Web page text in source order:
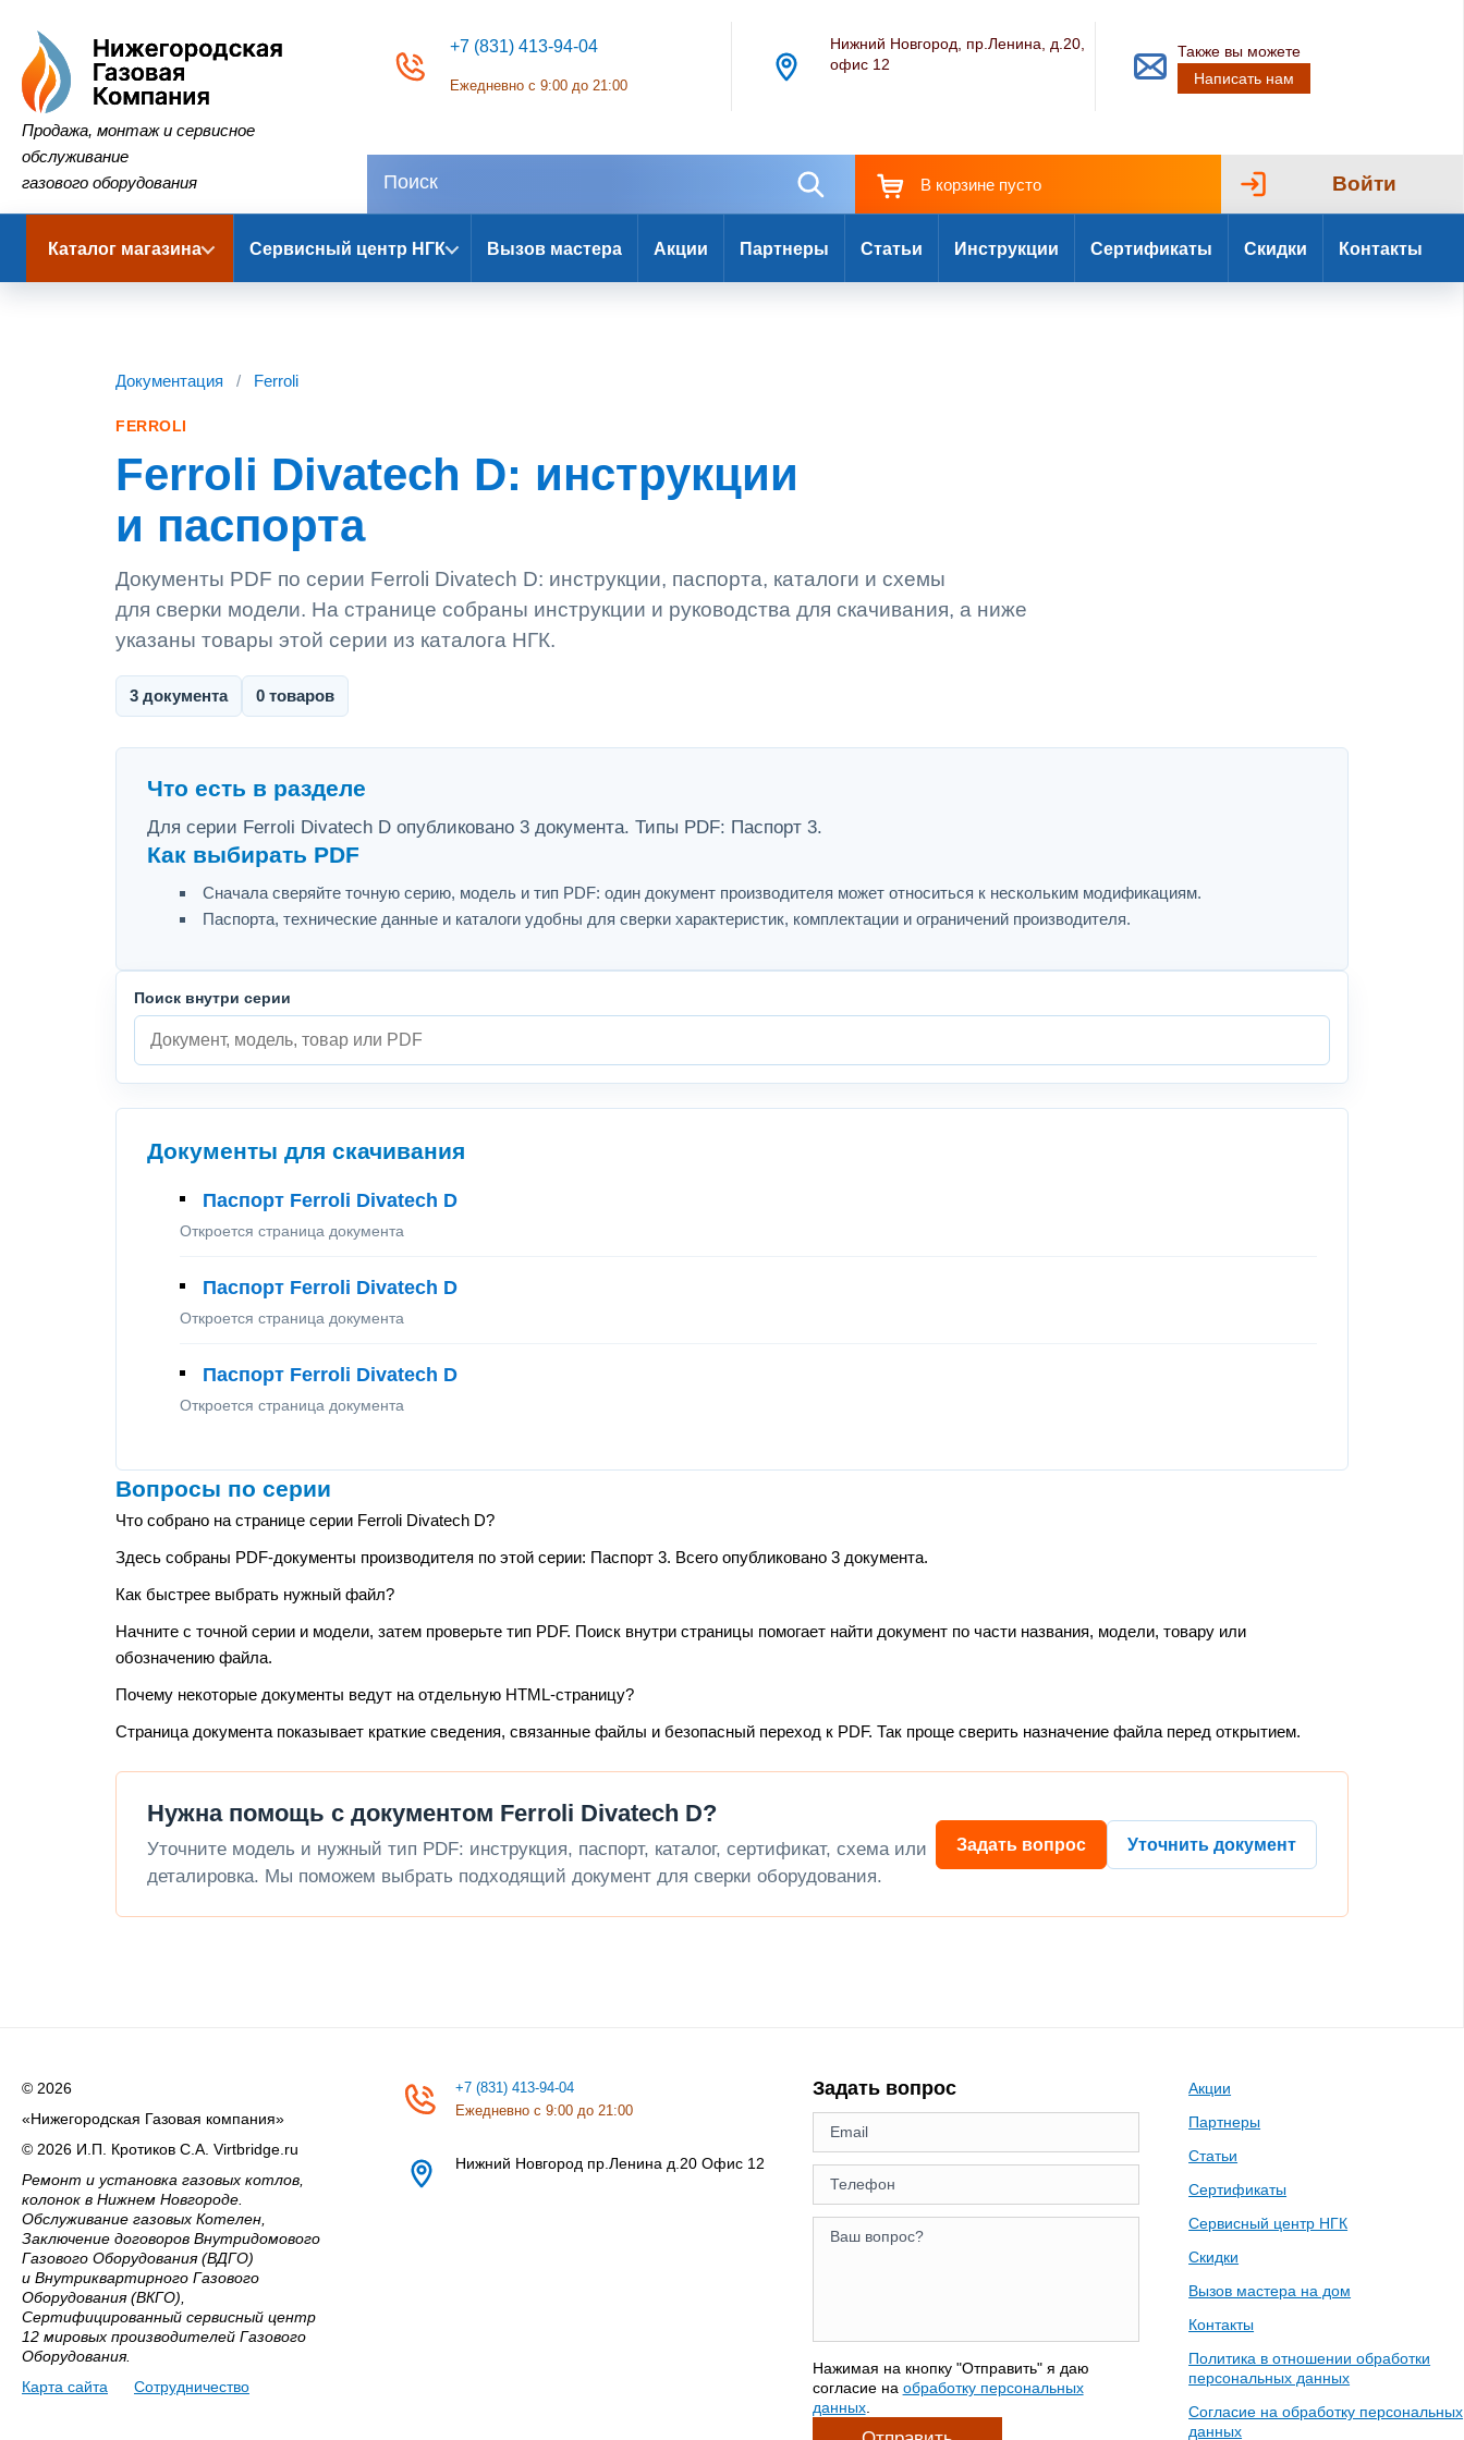
Нижегородская Газовая Компания
Продажа, монтаж и сервисное
обслуживание
газового оборудования
+7 (831) 413-94-04
Ежедневно с 9:00 до 21:00
Нижний Новгород, пр.Ленина, д.20,
офис 12
Также вы можете
Написать нам
В корзине пусто Войти
Каталог магазина Сервисный центр НГК Вызов мастера Акции Партнеры Статьи Инструкции Сертификаты Скидки Контакты
Документация / Ferroli
FERROLI
Ferroli Divatech D: инструкции
и паспорта
Документы PDF по серии Ferroli Divatech D: инструкции, паспорта, каталоги и схемы
для сверки модели. На странице собраны инструкции и руководства для скачивания, а ниже
указаны товары этой серии из каталога НГК.
3 документа 0 товаров
Что есть в разделе
Для серии Ferroli Divatech D опубликовано 3 документа. Типы PDF: Паспорт 3.
Как выбирать PDF
Сначала сверяйте точную серию, модель и тип PDF: один документ производителя может относиться к нескольким модификациям.
Паспорта, технические данные и каталоги удобны для сверки характеристик, комплектации и ограничений производителя.
Поиск внутри серии
Документы для скачивания
Паспорт Ferroli Divatech D
Откроется страница документа
Паспорт Ferroli Divatech D
Откроется страница документа
Паспорт Ferroli Divatech D
Откроется страница документа
Вопросы по серии
Что собрано на странице серии Ferroli Divatech D?
Здесь собраны PDF-документы производителя по этой серии: Паспорт 3. Всего опубликовано 3 документа.
Как быстрее выбрать нужный файл?
Начните с точной серии и модели, затем проверьте тип PDF. Поиск внутри страницы помогает найти документ по части названия, модели, товару или
обозначению файла.
Почему некоторые документы ведут на отдельную HTML-страницу?
Страница документа показывает краткие сведения, связанные файлы и безопасный переход к PDF. Так проще сверить назначение файла перед открытием.
Нужна помощь с документом Ferroli Divatech D?
Уточните модель и нужный тип PDF: инструкция, паспорт, каталог, сертификат, схема или
деталировка. Мы поможем выбрать подходящий документ для сверки оборудования.
Задать вопрос Уточнить документ
© 2026
«Нижегородская Газовая компания»
© 2026 И.П. Кротиков С.А. Virtbridge.ru
Ремонт и установка газовых котлов,
колонок в Нижнем Новгороде.
Обслуживание газовых Котелен,
Заключение договоров Внутридомового
Газового Оборудования (ВДГО)
и Внутриквартирного Газового
Оборудования (ВКГО),
Сертифицированный сервисный центр
12 мировых производителей Газового
Оборудования.
Карта сайта
Сотрудничество
+7 (831) 413-94-04
Ежедневно с 9:00 до 21:00
Нижний Новгород пр.Ленина д.20 Офис 12
Задать вопрос
Нажимая на кнопку "Отправить" я даю
согласие на обработку персональных
данных.
Акции
Партнеры
Статьи
Сертификаты
Сервисный центр НГК
Скидки
Вызов мастера на дом
Контакты
Политика в отношении обработки
персональных данных
Согласие на обработку персональных
данных